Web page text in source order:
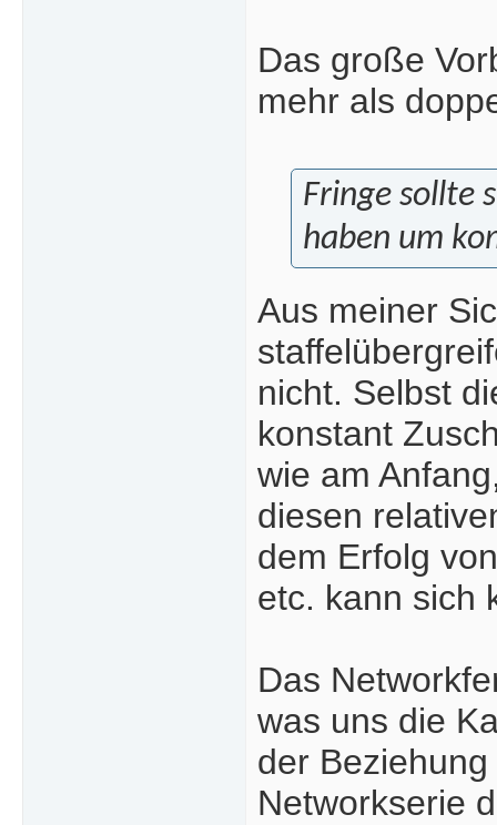
Das große
mehr als
Fringe sollte
haben um
Aus meiner
nicht. Selbst
konstant
wie am
diesen
dem Erfolg
etc. kann sich
Das
was uns die
der
Networkserie